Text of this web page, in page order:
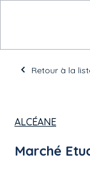
Retour à la
ALCÉANE
Marché